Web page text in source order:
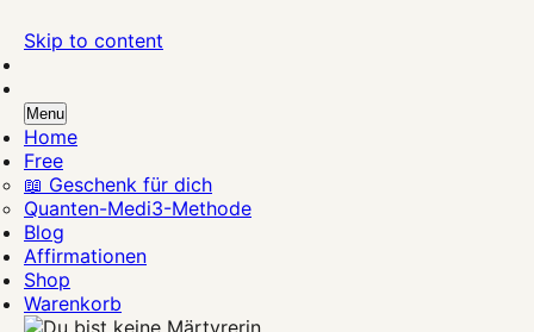
Skip to content
QuantrisVital
dein Online Vitalstudio für mehr Energie und Vitalität
Menu
Home
Free
📖 Geschenk für dich
Quanten-Medi3-Methode
Blog
Affirmationen
Shop
Warenkorb